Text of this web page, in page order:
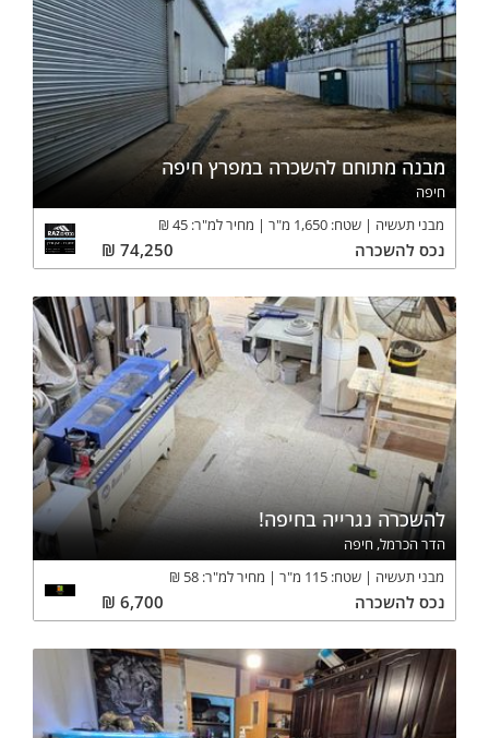
מבנה מתוחם להשכרה במפרץ חיפה
חיפה
מבני תעשיה
שטח: 1,650 מ"ר מחיר למ"ר: 45
₪
נכס להשכרה 74,250
₪
להשכרה נגרייה בחיפה!
הדר הכרמל, חיפה
מבני תעשיה
שטח: 115 מ"ר מחיר למ"ר: 58
₪
נכס להשכרה 6,700
₪